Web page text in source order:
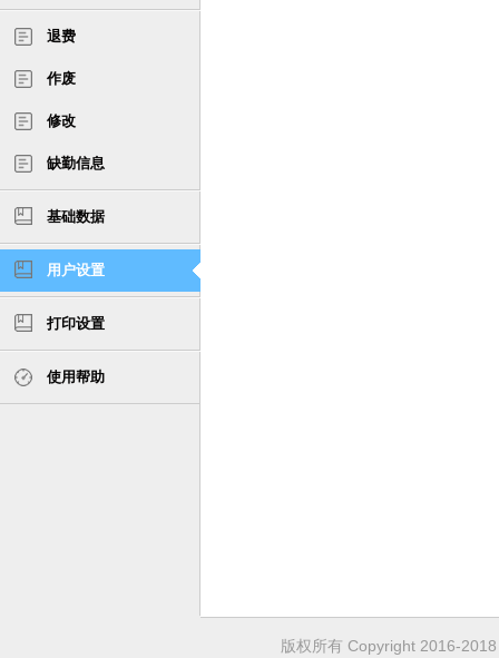
退费
作废
修改
缺勤信息
基础数据
用户设置
打印设置
使用帮助
版权所有 Copyright 2016-